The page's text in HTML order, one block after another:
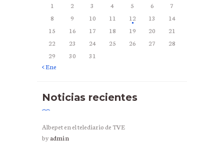
1
2 3 4 5 6
7
8
9 10 11 12 13
14
15
16 17 18 19 20
21
22
23 24 25 26 27
28
29
30
31
« Ene
Noticias recientes
Albepet en el telediario de TVE
byadmin